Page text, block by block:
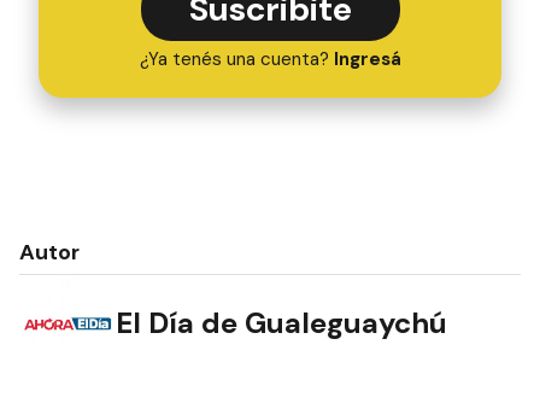
¿Ya tenés una cuenta? Ingresá
Autor
El Día de Gualeguaychú